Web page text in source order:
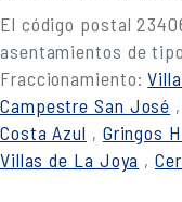
El código postal
asentamientos de
Fraccionamiento:
Campestre San José ,
Costa Azul , Gringos
Villas de La Joya ,